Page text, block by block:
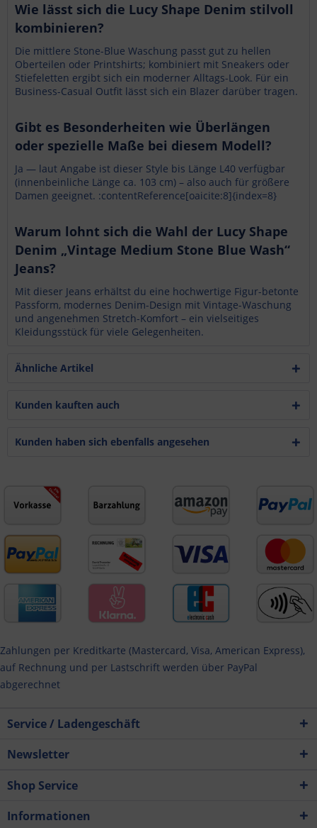
Wie lässt sich die Lucy Shape Denim stilvoll
kombinieren?
Die mittlere Stone-Blue Waschung passt gut zu hellen
Oberteilen oder Printshirts; kombiniert mit Sneakers oder
Stiefeletten ergibt sich ein moderner Alltags-Look. Für ein
Business-Casual Outfit lässt sich ein Blazer darüber tragen.
Gibt es Besonderheiten wie Überlängen
oder spezielle Maße bei diesem Modell?
Ja — laut Angabe ist dieser Style bis Länge L40 verfügbar
(innenbeinliche Länge ca. 103 cm) – also auch für größere
Damen geeignet. :contentReference[oaicite:8]{index=8}
Warum lohnt sich die Wahl der Lucy Shape
Denim „Vintage Medium Stone Blue Wash“
Jeans?
Mit dieser Jeans erhältst du eine hochwertige Figur-betonte
Passform, modernes Denim-Design mit Vintage-Waschung
und angenehmen Stretch-Komfort – ein vielseitiges
Kleidungsstück für viele Gelegenheiten.
Ähnliche Artikel
Kunden kauften auch
Kunden haben sich ebenfalls angesehen
Zahlungen per Kreditkarte (Mastercard, Visa, American Express),
auf Rechnung und per Lastschrift werden über PayPal
abgerechnet
Service / Ladengeschäft
Newsletter
Shop Service
Informationen